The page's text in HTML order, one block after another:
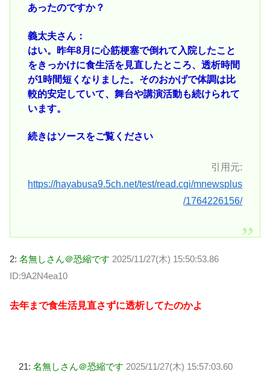
あったのですか？
義太夫さん：
はい。昨年8月に心筋梗塞で倒れて入院したこと
をきっかけに食生活を見直したところ、透析時間
が1時間短くなりました。そのおかげで体調は比
較的安定していて、舞台や講演活動も続けられて
います。
続きはソースをご覧ください
引用元:
https://hayabusa9.5ch.net/test/read.cgi/mnewsplus
/1764226156/
2: 名無しさん＠恐縮です 2025/11/27(木) 15:50:53.86
ID:9A2N4ea10
去年まで食生活見直さずに透析してたのかよ
21: 名無しさん＠恐縮です 2025/11/27(木) 15:57:03.60